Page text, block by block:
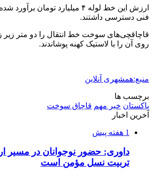
ارزش این خط لوله ۴ میلیارد تومان
فنی دسترسی داشتند.
قاچاقچی‌های سوخت خط انتقال را دو متر زیر
روی آن را با لاستیک کهنه پوشاندند.
منبع:همشهری آنلاین
برچسب ها
پاکستان خبر مهم قاچاق سوخت
آخرین اخبار
1 هفته پیش
داوری: حضور نوجوانان در مسیر
تربیت نسل مؤمن است